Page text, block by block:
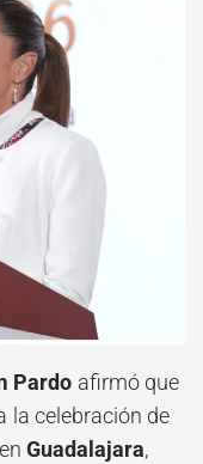
Pardo afirmó que
la celebración de
Guadalajara,